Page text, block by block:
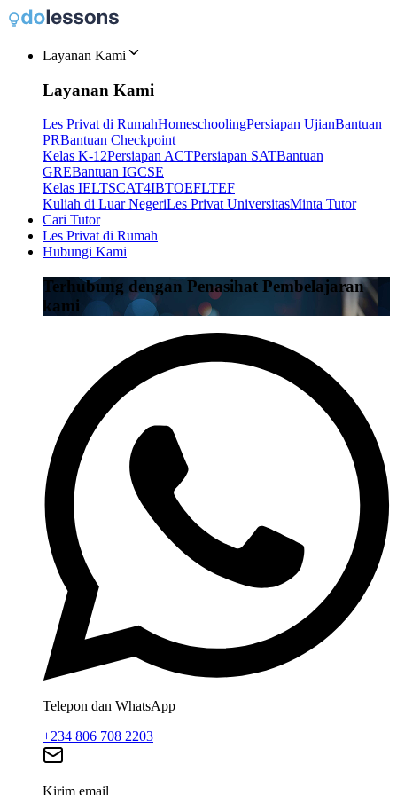
Layanan Kami
Layanan Kami
Les Privat di RumahHomeschoolingPersiapan UjianBantuan
PRBantuan Checkpoint
Kelas K-12Persiapan ACTPersiapan SATBantuan
GREBantuan IGCSE
Kelas IELTSCAT4IBTOEFLTEF
Kuliah di Luar NegeriLes Privat UniversitasMinta Tutor
Cari Tutor
Les Privat di Rumah
Hubungi Kami
Terhubung dengan Penasihat Pembelajaran
kami
Telepon dan WhatsApp
+234 806 708 2203
Kirim email